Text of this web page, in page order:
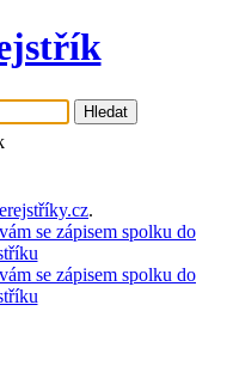
Hledat
erejstříky.cz.